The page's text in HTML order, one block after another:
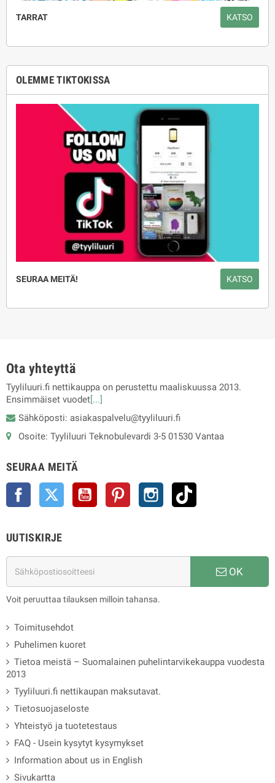
TARRAT KATSO
OLEMME TIKTOKISSA
SEURAA MEITÄ! KATSO
Ota yhteyttä
Tyyliluuri.fi nettikauppa on perustettu maaliskuussa 2013.
Ensimmäiset vuodet [...]
Sähköposti: asiakaspalvelu@tyyliluuri.fi
Osoite: Tyyliluuri Teknobulevardi 3-5 01530 Vantaa
SEURAA MEITÄ
Facebook Twitter YouTube Pinterest Instagram
UUTISKIRJE
OK
Voit peruuttaa tilauksen milloin tahansa.
Toimitusehdot
Puhelimen kuoret
Tietoa meistä – Suomalainen puhelintarvikekauppa vuodesta
2013
Tyyliluuri.fi nettikaupan maksutavat.
Tietosuojaseloste
Yhteistyö ja tuotetestaus
FAQ - Usein kysytyt kysymykset
Information about us in English
Sivukartta